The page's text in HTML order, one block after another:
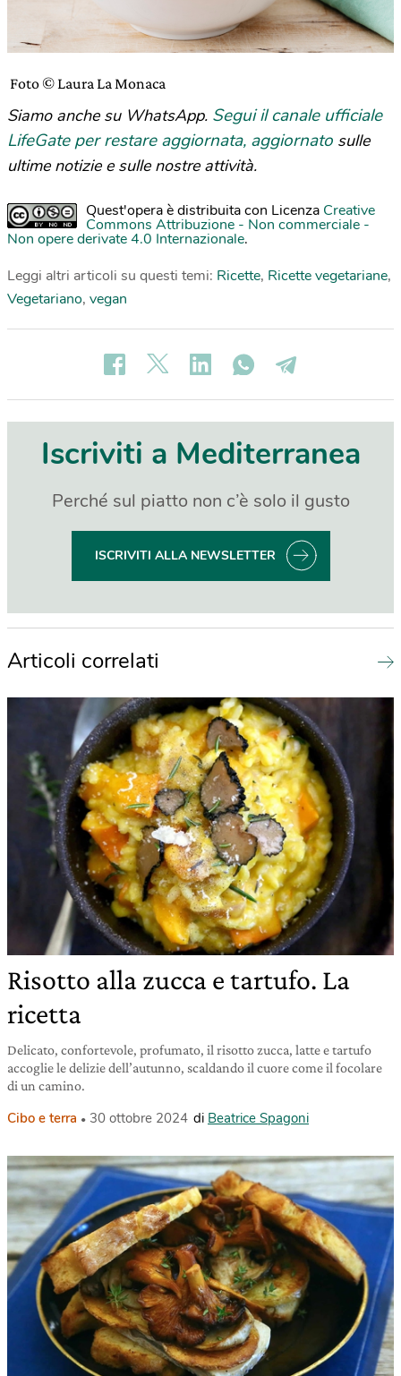
Foto © Laura La Monaca
Siamo anche su WhatsApp. Segui il canale ufficiale
LifeGate per restare aggiornata, aggiornato sulle
ultime notizie e sulle nostre attività.
Quest'opera è distribuita con Licenza Creative
Commons Attribuzione - Non commerciale -
Non opere derivate 4.0 Internazionale.
Leggi altri articoli su questi temi: Ricette, Ricette vegetariane,
Vegetariano, vegan
Iscriviti a Mediterranea
Perché sul piatto non c’è solo il gusto
ISCRIVITI ALLA NEWSLETTER
Articoli correlati
Risotto alla zucca e tartufo. La
ricetta
Delicato, confortevole, profumato, il risotto zucca, latte e tartufo
accoglie le delizie dell’autunno, scaldando il cuore come il focolare
di un camino.
Cibo e terra 30 ottobre 2024 di Beatrice Spagoni